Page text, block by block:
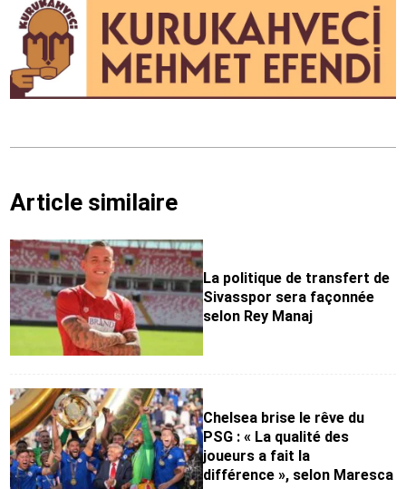
Article similaire
La politique de transfert de
Sivasspor sera façonnée
selon Rey Manaj
Chelsea brise le rêve du
PSG : « La qualité des
joueurs a fait la
différence », selon Maresca